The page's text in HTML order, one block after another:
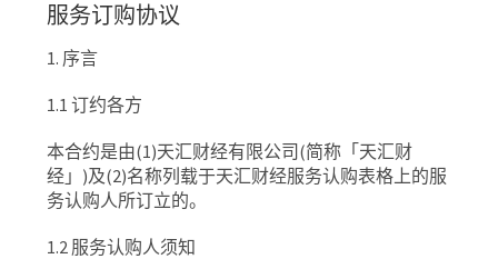
服务订购协议
1. 序言
1.1订约各方
本合约是由(1)天汇财经有限公司 (简称「天汇财
经」 )及(2)名称列载于天汇财经服务认购表格上的服
务认购人所订立的。
1.2 服务认购人须知